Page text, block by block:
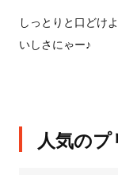
しっとりと口どけ
いしさにゃー♪
人気の